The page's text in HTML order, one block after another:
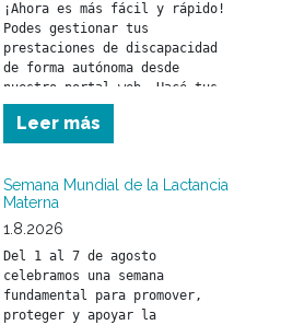
¡Ahora es más fácil y rápido!
Podes gestionar tus
prestaciones de discapacidad
de forma autónoma desde
nuestro portal web. Hacé tus
trámites en el momento que lo
necesites y sin moverte de tu
casa.
Leer más
Semana Mundial de la Lactancia
Materna
1.8.2026
Del 1 al 7 de agosto
celebramos una semana
fundamental para promover,
proteger y apoyar la